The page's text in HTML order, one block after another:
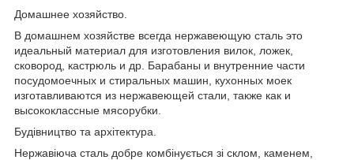
Домашнее хозяйство.
В домашнем хозяйстве всегда нержавеющую сталь это
идеальный материал для изготовления вилок, ложек,
сковород, кастрюль и др. Барабаны и внутренние части
посудомоечных и стиральных машин, кухонных моек
изготавливаются из нержавеющей стали, также как и
высококлассные мясорубки.
Будівництво та архітектура.
Нержавіюча сталь добре комбінується зі склом, каменем,